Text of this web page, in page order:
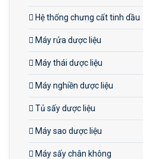
Hệ thống chưng cất tinh dầu
Máy rửa dược liệu
Máy thái dược liệu
Máy nghiền dược liệu
Tủ sấy dược liệu
Máy sao dược liệu
Máy sấy chân không